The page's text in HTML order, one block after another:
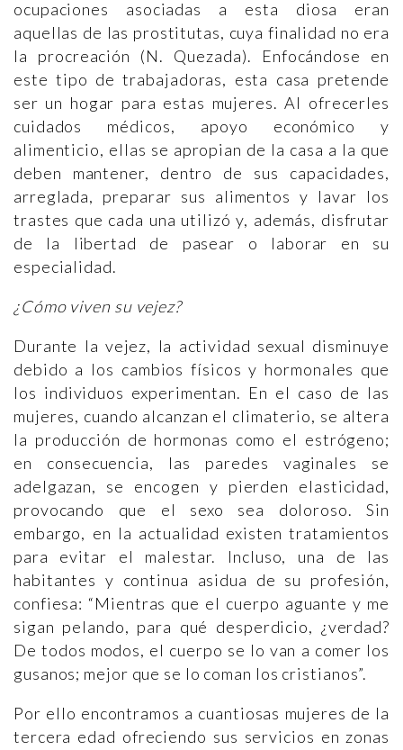
ocupaciones asociadas a esta diosa eran
aquellas de las prostitutas, cuya finalidad no era
la procreación (N. Quezada). Enfocándose en
este tipo de trabajadoras, esta casa pretende
ser un hogar para estas mujeres. Al ofrecerles
cuidados médicos, apoyo económico y
alimenticio, ellas se apropian de la casa a la que
deben mantener, dentro de sus capacidades,
arreglada, preparar sus alimentos y lavar los
trastes que cada una utilizó y, además, disfrutar
de la libertad de pasear o laborar en su
especialidad.
¿Cómo viven su vejez?
Durante la vejez, la actividad sexual disminuye
debido a los cambios físicos y hormonales que
los individuos experimentan. En el caso de las
mujeres, cuando alcanzan el climaterio, se altera
la producción de hormonas como el estrógeno;
en consecuencia, las paredes vaginales se
adelgazan, se encogen y pierden elasticidad,
provocando que el sexo sea doloroso. Sin
embargo, en la actualidad existen tratamientos
para evitar el malestar. Incluso, una de las
habitantes y continua asidua de su profesión,
confiesa: “Mientras que el cuerpo aguante y me
sigan pelando, para qué desperdicio, ¿verdad?
De todos modos, el cuerpo se lo van a comer los
gusanos; mejor que se lo coman los cristianos”.
Por ello encontramos a cuantiosas mujeres de la
tercera edad ofreciendo sus servicios en zonas